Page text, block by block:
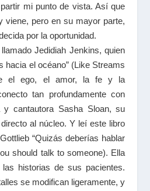
mi punto de vista. Así que
viene, pero en su mayor parte,
por la oportunidad.
Jedidiah Jenkins, quien
hacia el océano” (Like Streams
el ego, el amor, la fe y la
tan profundamente con
cantautora Sasha Sloan, su
al núcleo. Y leí este libro
“Quizás deberías hablar
should talk to someone). Ella
historias de sus pacientes.
se modifican ligeramente, y